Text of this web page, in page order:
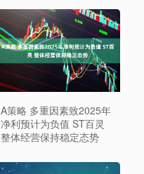
A策略 多重因素致2025年
净利预计为负值 ST百灵
整体经营保持稳定态势